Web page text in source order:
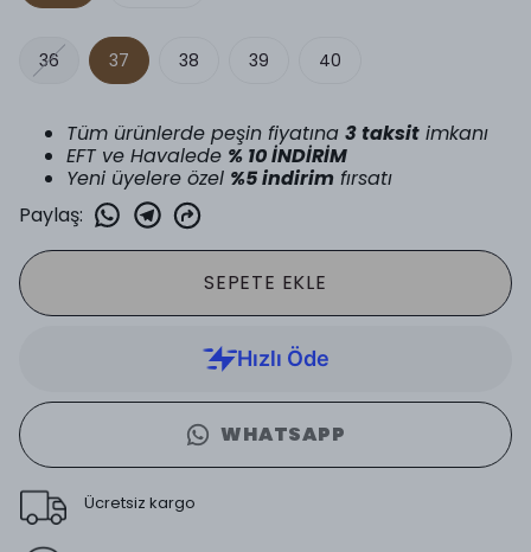
36 37 38 39 40
Tüm ürünlerde peşin fiyatına 3 taksit imkanı
EFT ve Havalede % 10 İNDİRİM
Yeni üyelere özel %5 indirim fırsatı
Paylaş:
SEPETE EKLE
WHATSAPP
Ücretsiz kargo